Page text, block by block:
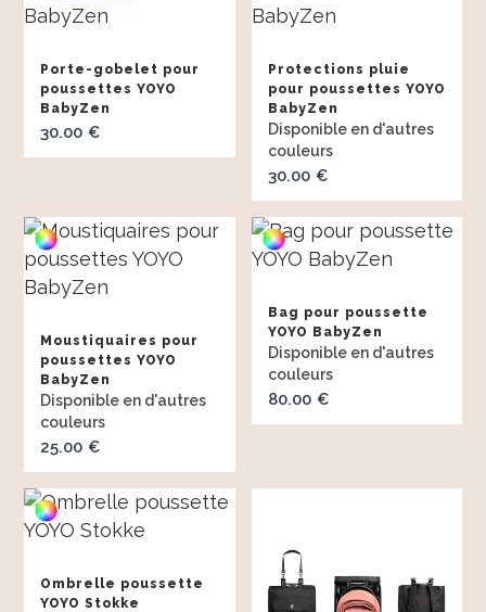
Porte-gobelet pour
poussettes YOYO
BabyZen
30.00 €
Protections pluie
pour poussettes YOYO
BabyZen
30.00 €
Moustiquaires pour
poussettes YOYO
BabyZen
25.00 €
Bag pour poussette
YOYO BabyZen
80.00 €
Ombrelle poussette
YOYO Stokke